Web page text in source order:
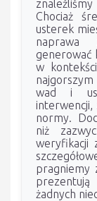
Chociaż
usterek
naprawa
generować
w
najgorszym
wad i
interwencji,
normy.
niż
weryfikacji
pragniemy
żadnych